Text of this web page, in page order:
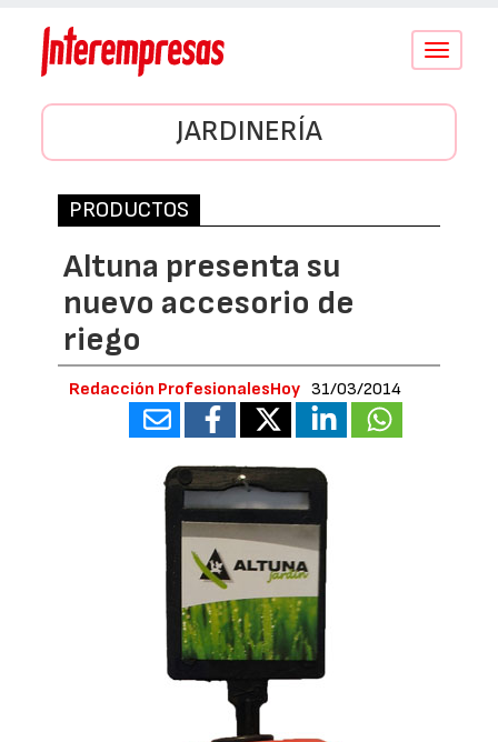
Conmutar
JARDINERÍA
PRODUCTOS
Altuna presenta su
nuevo accesorio de
riego
Redacción ProfesionalesHoy 31/03/2014